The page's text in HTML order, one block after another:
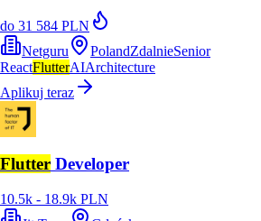
do 31 584 PLN
Netguru
PolandZdalnieSenior
ReactFlutterAIArchitecture
Aplikuj teraz
Flutter Developer
10.5k - 18.9k PLN